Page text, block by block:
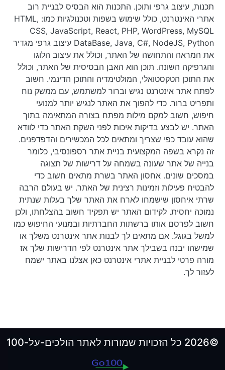
תכנות, עיצוב גרפי ותוכן. התכנות הוא הבסיס לבניית רוב
אתרי האינטרנט, כולל שימוש בשפות וטכנולגיות כמו: HTML,
CSS, JavaScript, React, PHP, WordPress, MySQL
DataBase, Java, C#, NodeJS, Python עיצוב גרפי מגדיר
את המראה והתחושה של האתר, וכולל את עיצוב הלוגו
והגרפיקה השונה. תוכן הוא האבן הבסיסית של האתר, וכולל
את התוכן הטקסטואלי, המולטימדיה והתוכן הדינמי. חשוב
לפתח אתר אינטרנט נגיש וברור למשתמש, עם ממשק נוח
ותפריט ברור. כדי להפוך את האתר לנגיש יותר למנועי
חיפוש, חשוב למקם מילות מפתח בצורה המתאימה בתוך
האתר. יש לבצע בדיקות איכות לפני השקת האתר כדי לוודא
שהוא עובד כפי שצריך ומתאים לכל המכשירים והדפדפנים.
זה נקרא בשפה המקצועית בניית אתר רספונסיבי, כלומר
בנייה של אתר שעונה בשמחה על דרישות של תצוגה
במסכים שונים. אחסון האתר בשרת מתאים חשוב כדי
להבטיח פעילות וזמינות רצינית של האתר. יש בעולם הרבה
שרתי איחסון שישמחו לארח את האתר שלך בעלות שנתית
נמוכה יחסית. לקידום האתר יש תפקיד חשוב בהצלחתו, ולכן
חשוב לפרסם אותו ברשתות החברתיות ובמנועי החיפוש כמו
למשל בגוגל. אם מתאים לך לבנות אתר אינטרנט משלך או
שמישהו יבנה בשבילך אתר אינטרנט לפי הדרישות שלך אז
מורה פרטי לבניית אתרי אינטרנט כאן אצלנו באתר ישמח
לעזור לך.
©2026 כל הזכויות שמורות לאתר הולכים-על-100